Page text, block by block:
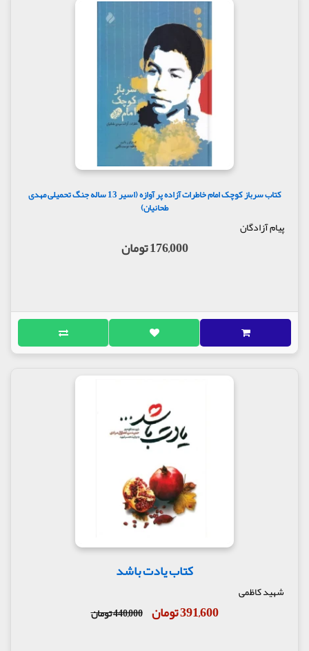
کتاب سرباز کوچک امام خاطرات آزاده پر آوازه (اسیر 13 ساله جنگ تحمیلی مهدی
طحانیان)
پیام آزادگان
176,000 تومان
کتاب یادت باشد
شهید کاظمی
391,600 تومان 440,000 تومان